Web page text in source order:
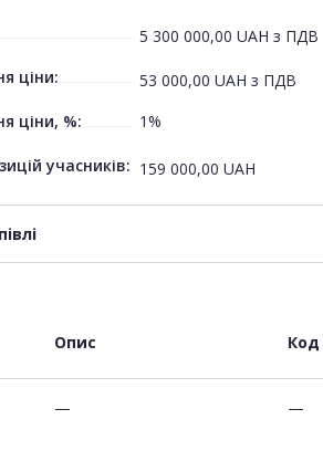
5 300 000,00 UAH з ПДВ
ціни:
53 000,00 UAH з ПДВ
ціни, %:
1%
учасників: 159 000,00 UAH
Опис Код
— —